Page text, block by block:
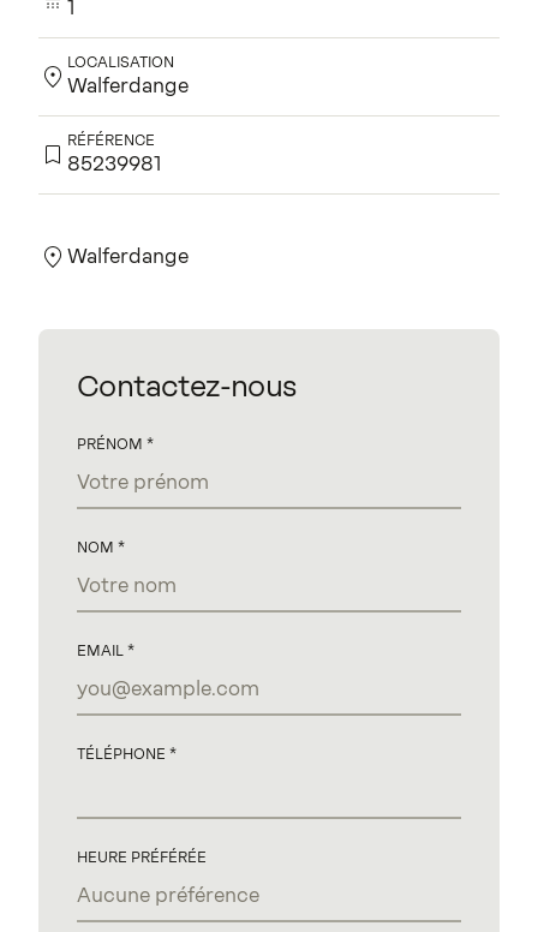
1
LOCALISATION
Walferdange
RÉFÉRENCE
85239981
Walferdange
Contactez-nous
PRÉNOM
NOM
EMAIL
TÉLÉPHONE
HEURE PRÉFÉRÉE